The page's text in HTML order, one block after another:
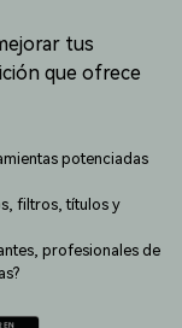
DIY
crear un
empresas
sesión
tus
que ofrece
potenciadas
filtros, títulos y
profesionales de